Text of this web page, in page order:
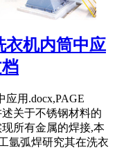
衣机内筒中应
用.docx,PAGE
关于不锈钢材料的
所有金属的焊接,本
氩弧焊研究其在洗衣